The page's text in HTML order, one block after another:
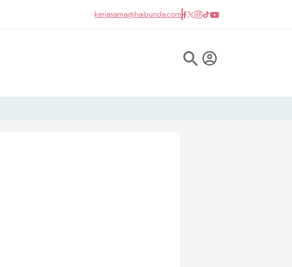
kerjasama@haibunda.com